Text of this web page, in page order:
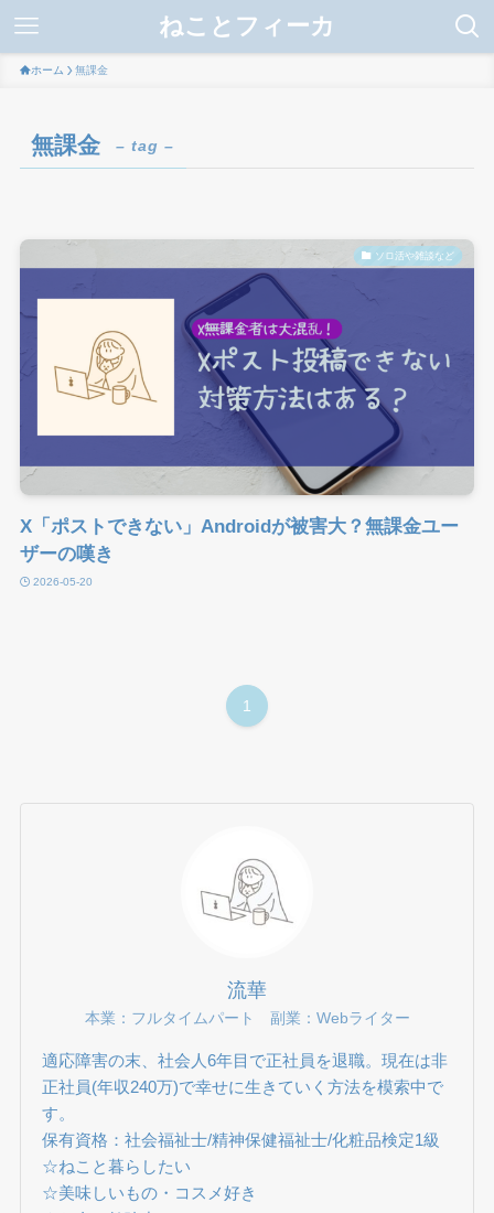
ねことフィーカ
ホーム 無課金
無課金 – tag –
ソロ活や雑談など
X「ポストできない」Androidが被害大？無課金ユー
ザーの嘆き
2026-05-20
1
流華
本業：フルタイムパート 副業：Webライター
適応障害の末、社会人6年目で正社員を退職。現在は非
正社員(年収240万)で幸せに生きていく方法を模索中で
す。
保有資格：社会福祉士/精神保健福祉士/化粧品検定1級
☆ねこと暮らしたい
☆美味しいもの・コスメ好き